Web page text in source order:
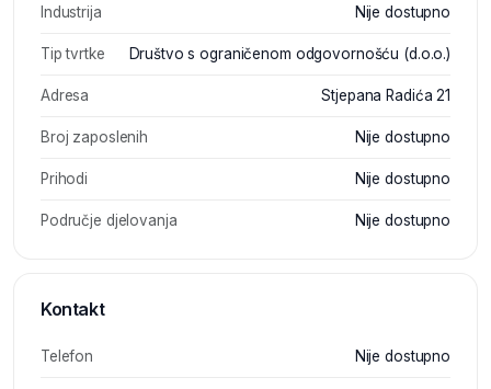
Industrija Nije dostupno
Tip tvrtke Društvo s ograničenom odgovornošću (d.o.o.)
Adresa Stjepana Radića 21
Broj zaposlenih Nije dostupno
Prihodi Nije dostupno
Područje djelovanja Nije dostupno
Kontakt
Telefon Nije dostupno